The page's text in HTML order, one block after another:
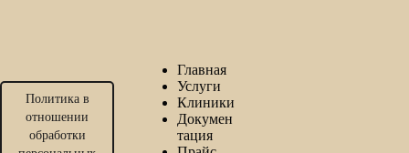
Политика в
отношении
обработки
Главная
Услуги
Клиники
Докумен
тация